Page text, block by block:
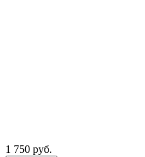
1 750 руб.